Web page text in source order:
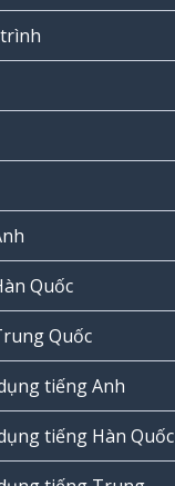
Quốc
Quốc
tiếng Anh
tiếng Hàn Quốc